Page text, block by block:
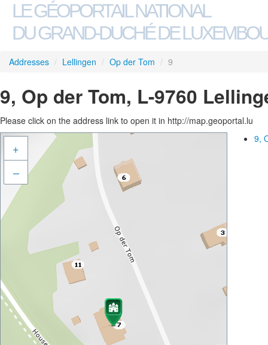
LE GÉOPORTAIL NATIONAL
DU GRAND-DUCHÉ DE
Addresses / Lellingen / Op der Tom / 9
9, Op der Tom, L-9760
Please click on the address link to open it in http://map.geoportal.lu
+
–
9,